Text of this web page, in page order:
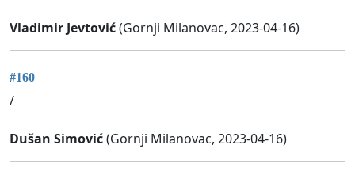
Vladimir Jevtović(Gornji Milanovac, 2023-04-16)
#160
/
Dušan Simović(Gornji Milanovac, 2023-04-16)